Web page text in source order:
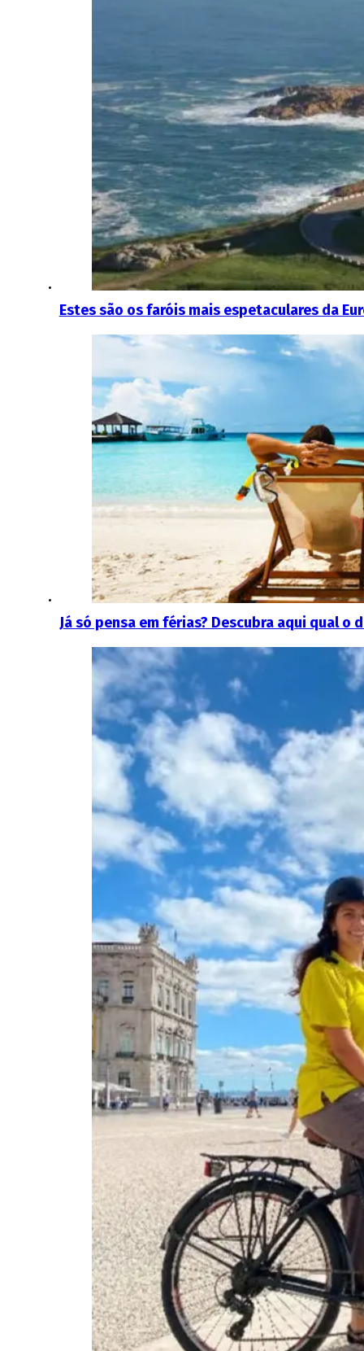
Estes são os faróis mais espetaculares da
Já só pensa em férias? Descubra aqui qual